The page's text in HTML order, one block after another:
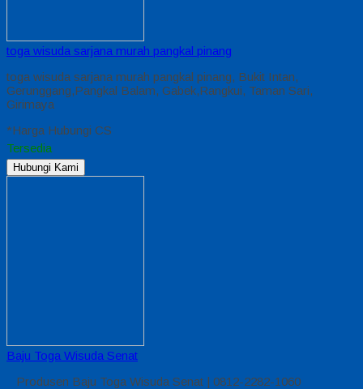
toga wisuda sarjana murah pangkal pinang
toga wisuda sarjana murah pangkal pinang, Bukit Intan,
Gerunggang,Pangkal Balam, Gabek,Rangkui, Taman Sari,
Girimaya
*Harga Hubungi CS
Tersedia
Hubungi Kami
Baju Toga Wisuda Senat
Produsen Baju Toga Wisuda Senat | 0812-2282-1060